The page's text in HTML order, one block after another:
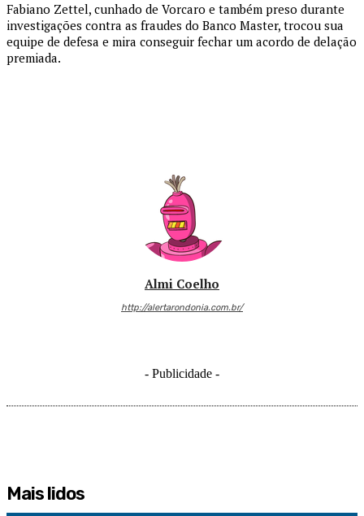
Fabiano Zettel, cunhado de Vorcaro e também preso durante
investigações contra as fraudes do Banco Master, trocou sua
equipe de defesa e mira conseguir fechar um acordo de delação
premiada.
Almi Coelho
http://alertarondonia.com.br/
- Publicidade -
Mais lidos